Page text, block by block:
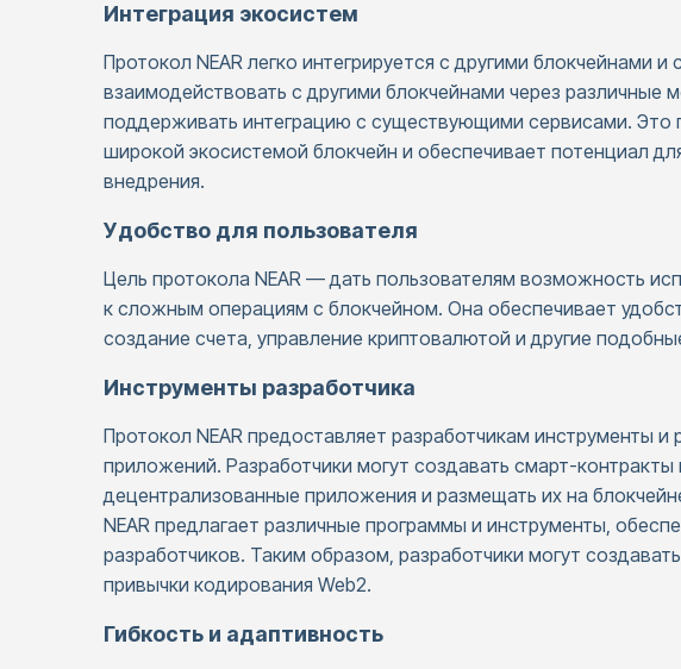
Интеграция экосистем
Протокол NEAR легко интегрируется с другими блокчейнами
взаимодействовать с другими блокчейнами через различные
поддерживать интеграцию с существующими сервисами. Это
широкой экосистемой блокчейн и обеспечивает потенциал
внедрения.
Удобство для пользователя
Цель протокола NEAR — дать пользователям возможность
к сложным операциям с блокчейном. Она обеспечивает
создание счета, управление криптовалютой и другие
Инструменты разработчика
Протокол NEAR предоставляет разработчикам инструменты
приложений. Разработчики могут создавать смарт-контракты
децентрализованные приложения и размещать их на
NEAR предлагает различные программы и инструменты,
разработчиков. Таким образом, разработчики могут
привычки кодирования Web2.
Гибкость и адаптивность